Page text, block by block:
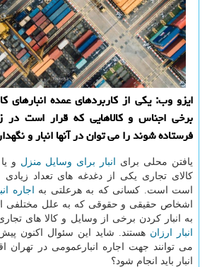
ایزو وب: یكی از كاربردهای عمده انبارهای
برخی اجناس و كالاهایی كه قرار است در
فرستاده شوند را می توان در آنها انبار و
یافتن محلی برای انبار برای وسایل منزل و
کالای تجاری یکی از دغدغه های تعداد زیادی
است است. کسانی که به هرعلتی به
اجاره
اشخاص حقیقی و حقوقی که به علل مختلفی از
به انبار کردن برخی از وسایل و کالا های
انبار ارزان هستند. شاید این سئوال اکنون
می توانند جهت اجاره انبارعمومی در تهران
انبار باید انجام شود؟